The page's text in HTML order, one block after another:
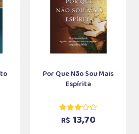
Por Que Não Sou Mais
Espírita
R$ 13,70